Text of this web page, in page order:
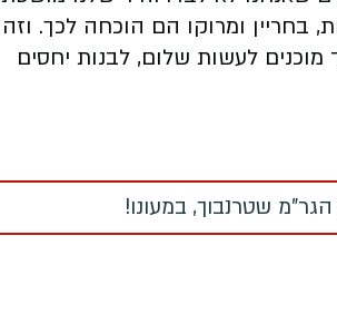
בחריין ומרוקו הם הוכחה לכך. וזה
לעשות שלום, לבנות יחסים
שטרנבוך, במעונו!